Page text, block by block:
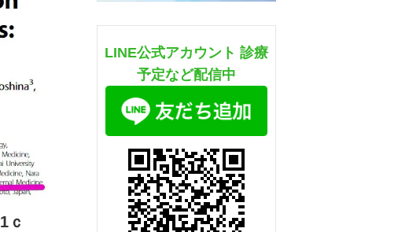
ｃ
LINE公式アカウント 診療
予定など配信中